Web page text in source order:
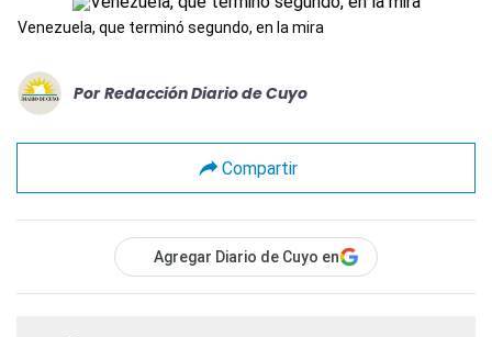
Venezuela, que terminó segundo, en la mira
Por Redacción Diario de Cuyo
Compartir
Agregar Diario de Cuyo en